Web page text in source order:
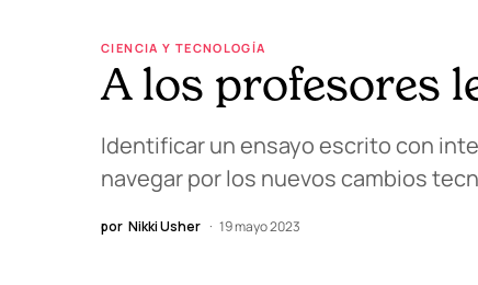
CIENCIA Y TECNOLOGÍA
A los profesores
Identificar un ensayo escrito con
navegar por los nuevos cambios
por Nikki Usher 19 mayo 2023